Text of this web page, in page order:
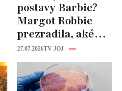
postavy Barbie?
Margot Robbie
prezradila, aké
cviky jej pomohli
spevniť celé telo
27.07.2026TV JOJ